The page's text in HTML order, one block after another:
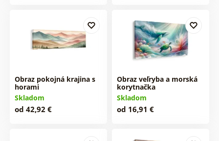
Obraz pokojná krajina s
horami
Skladom
od 42,92 €
Obraz veľryba a morská
korytnačka
Skladom
od 16,91 €